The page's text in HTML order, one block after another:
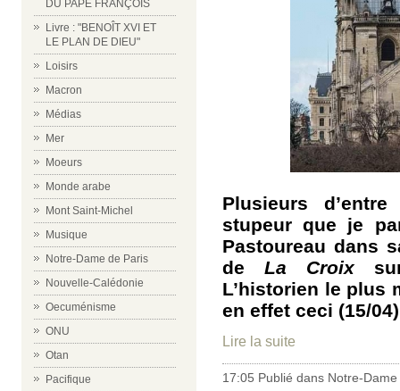
DU PAPE FRANÇOIS
Livre : "BENOÎT XVI ET
LE PLAN DE DIEU"
Loisirs
Macron
Médias
Mer
Moeurs
Monde arabe
Mont Saint-Michel
Musique
Notre-Dame de Paris
Nouvelle-Calédonie
Oecuménisme
ONU
Otan
Pacifique
Plusieurs
stupeur que je
Pastoureau dans
de La Croix
L’historien le plus
en effet ceci (15/
Lire la suite
17:05 Publié dans Notre-